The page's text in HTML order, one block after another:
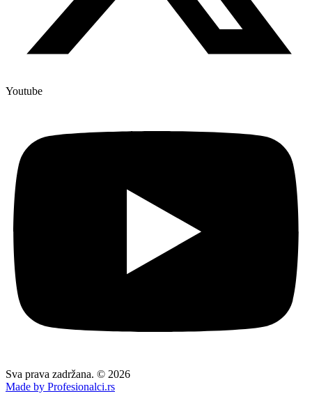
Youtube
Sva prava zadržana. © 2026
Made by Profesionalci.rs